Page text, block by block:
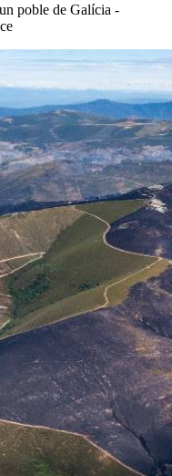
poble de Galícia -